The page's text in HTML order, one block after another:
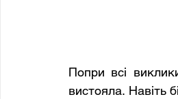
Попри всі
вистояла. Навіть